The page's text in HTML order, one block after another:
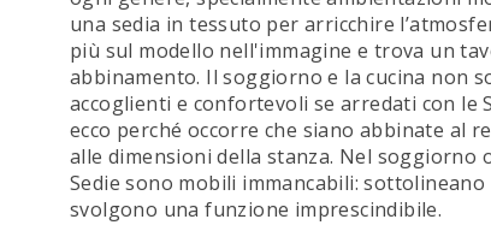
una sedia in tessuto per arricchire
più sul modello nell'immagine e trova un
abbinamento. Il soggiorno e la cucina non
accoglienti e confortevoli se arredati con le
ecco perché occorre che siano abbinate al
alle dimensioni della stanza. Nel soggiorno
Sedie sono mobili immancabili: sottolineano
svolgono una funzione imprescindibile.